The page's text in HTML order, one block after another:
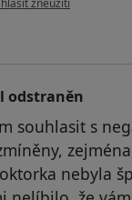
zneužití
odstraněn
souhlasit s
nebyla